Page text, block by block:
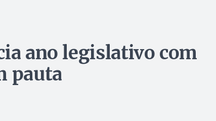
ano legislativo com
pauta